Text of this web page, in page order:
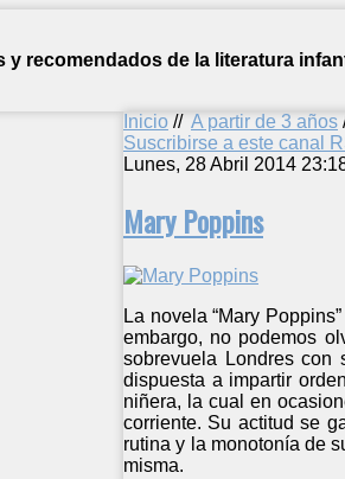
y recomendados de la literatura
Inicio // A partir de 3 años
Suscribirse a este canal
Lunes, 28 Abril 2014
Mary Poppins
La novela “Mary
embargo, no podemos
sobrevuela Londres con
dispuesta a impartir
niñera, la cual en
corriente. Su actitud se
rutina y la monotonía de
misma.